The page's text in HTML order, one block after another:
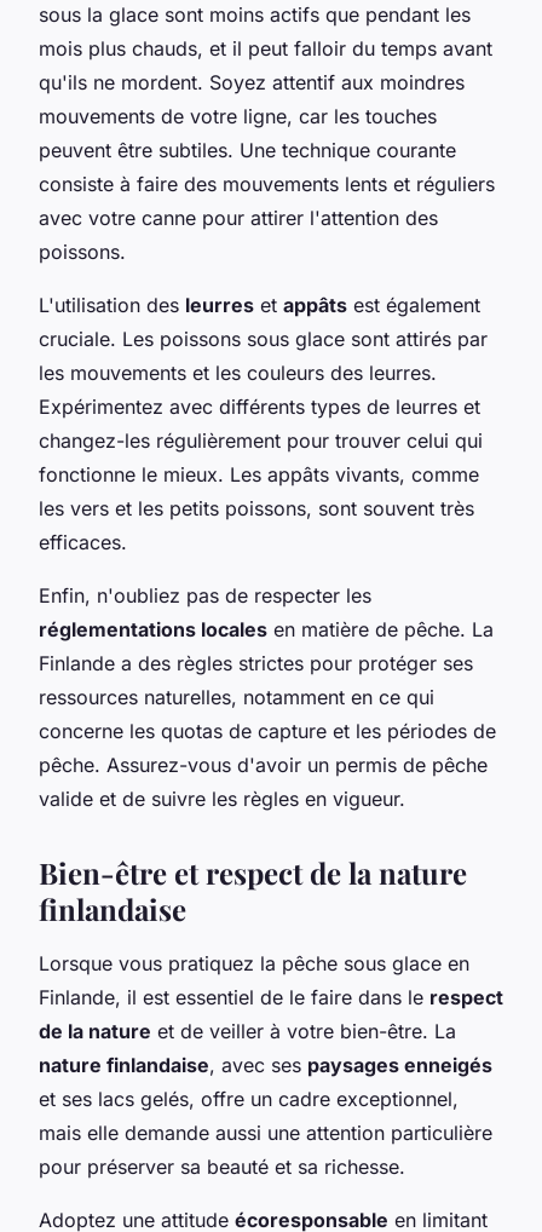
sous la glace sont moins actifs que pendant les
mois plus chauds, et il peut falloir du temps avant
qu'ils ne mordent. Soyez attentif aux moindres
mouvements de votre ligne, car les touches
peuvent être subtiles. Une technique courante
consiste à faire des mouvements lents et réguliers
avec votre canne pour attirer l'attention des
poissons.
L'utilisation des leurres et appâts est également
cruciale. Les poissons sous glace sont attirés par
les mouvements et les couleurs des leurres.
Expérimentez avec différents types de leurres et
changez-les régulièrement pour trouver celui qui
fonctionne le mieux. Les appâts vivants, comme
les vers et les petits poissons, sont souvent très
efficaces.
Enfin, n'oubliez pas de respecter les
réglementations locales en matière de pêche. La
Finlande a des règles strictes pour protéger ses
ressources naturelles, notamment en ce qui
concerne les quotas de capture et les périodes de
pêche. Assurez-vous d'avoir un permis de pêche
valide et de suivre les règles en vigueur.
Bien-être et respect de la nature
finlandaise
Lorsque vous pratiquez la pêche sous glace en
Finlande, il est essentiel de le faire dans le respect
de la nature et de veiller à votre bien-être. La
nature finlandaise, avec ses paysages enneigés
et ses lacs gelés, offre un cadre exceptionnel,
mais elle demande aussi une attention particulière
pour préserver sa beauté et sa richesse.
Adoptez une attitude écoresponsable en limitant